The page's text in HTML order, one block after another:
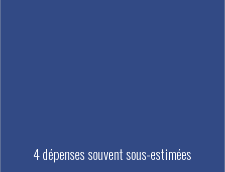
4 dépenses souvent sous-estimées